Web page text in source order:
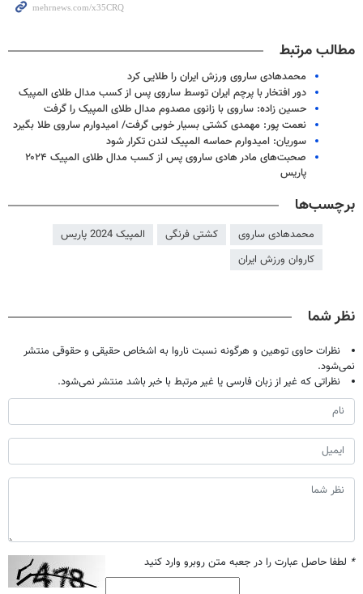
مطالب مرتبط
محمدهادی ساروی ورزش ایران را طلایی کرد
دور افتخار با پرچم ایران توسط ساروی پس از کسب مدال طلای المپیک
حسین زاده: ساروی با زانوی مصدوم مدال طلای المپیک را گرفت
نعمت پور: مهمدی کشتی بسیار خوبی گرفت/ امیدوارم ساروی طلا بگیرد
سوریان: امیدوارم حماسه المپیک لندن تکرار شود
صحبت‌های مادر هادی ساروی پس از کسب مدال طلای المپیک ۲۰۲۴
پاریس
برچسب‌ها
محمدهادی ساروی کشتی فرنگی
المپیک 2024 پاریس
کاروان ورزش ایران
نظر شما
نظرات حاوی توهین و هرگونه نسبت ناروا به اشخاص حقیقی و حقوقی منتشر
نمی‌شود.
نظراتی که غیر از زبان فارسی یا غیر مرتبط با خبر باشد منتشر نمی‌شود.
* لطفا حاصل عبارت را در جعبه متن روبرو وارد کنید